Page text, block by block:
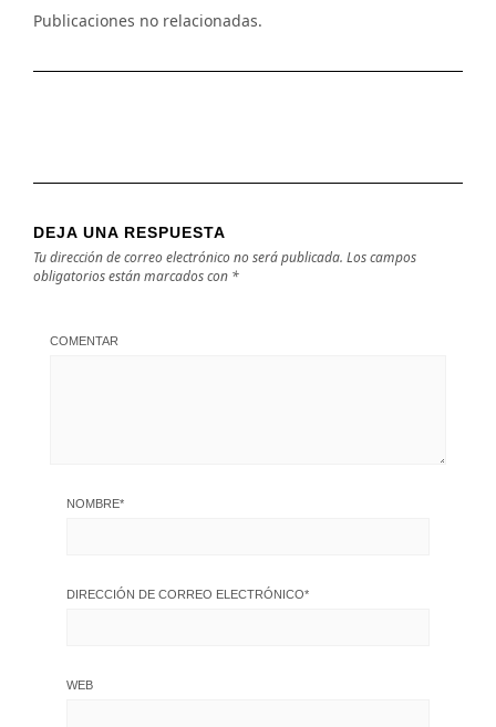
Publicaciones no relacionadas.
DEJA UNA RESPUESTA
Tu dirección de correo electrónico no será publicada. Los campos
obligatorios están marcados con *
COMENTAR
NOMBRE*
DIRECCIÓN DE CORREO ELECTRÓNICO*
WEB